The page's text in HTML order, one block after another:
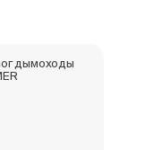
дымоходы